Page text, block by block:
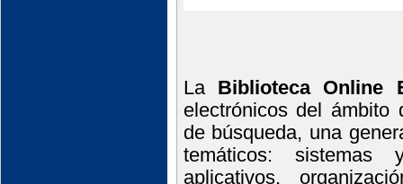
La Biblioteca Online
electrónicos del ámbito
de búsqueda, una
temáticos: sistemas
aplicativos,